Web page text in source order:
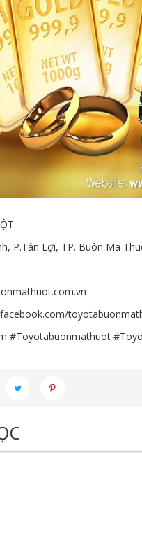
P.Tân Lợi, TP. Buôn Ma
#Toyotabuonmathuot